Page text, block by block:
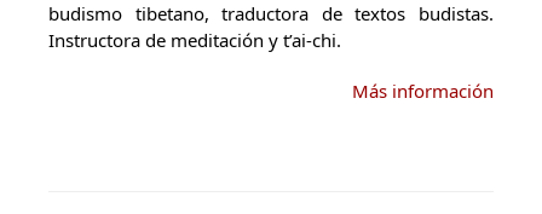
budismo tibetano, traductora de textos budistas.
Instructora de meditación y t’ai-chi.
Más información